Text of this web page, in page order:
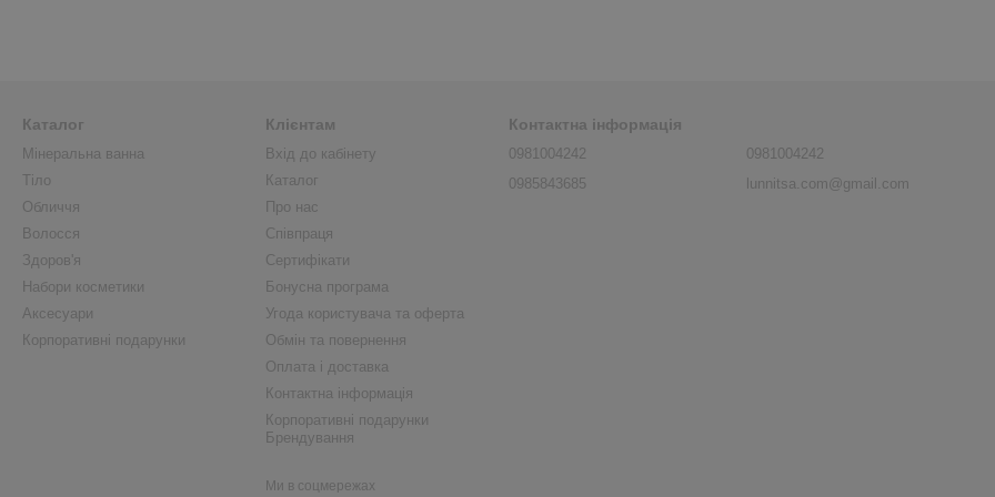
Каталог
Мінеральна ванна
Тіло
Обличчя
Волосся
Здоров'я
Набори косметики
Аксесуари
Корпоративні подарунки
Клієнтам
Вхід до кабінету
Каталог
Про нас
Співпраця
Сертифікати
Бонусна програма
Угода користувача та оферта
Обмін та повернення
Оплата і доставка
Контактна інформація
Корпоративні подарунки
Брендування
Ми в соцмережах
Контактна інформація
0981004242
0985843685
0981004242
lunnitsa.com@gmail.com